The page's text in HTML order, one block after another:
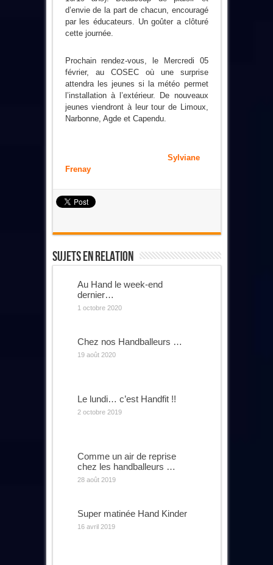
d’envie de la part de chacun, encouragé
par les éducateurs. Un goûter a clôturé
cette journée.
Prochain rendez-vous, le Mercredi 05
février, au COSEC où une surprise
attendra les jeunes si la météo permet
l’installation à l’extérieur. De nouveaux
jeunes viendront à leur tour de Limoux,
Narbonne, Agde et Capendu.
Sylviane
Frenay
Sujets En Relation
Au Hand le week-end
dernier…
1 octobre 2020
Chez nos Handballeurs …
19 août 2020
Le lundi… c’est Handfit !!
2 octobre 2019
Comme un air de reprise
chez les handballeurs …
28 août 2019
Super matinée Hand Kinder
16 avril 2019